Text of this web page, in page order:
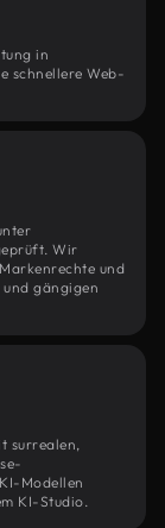
in
schnellere Web-
Wir
und
gängigen
surrealen,
Modellen
KI-Studio.